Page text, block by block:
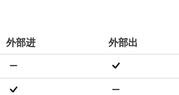
外部进 外部出